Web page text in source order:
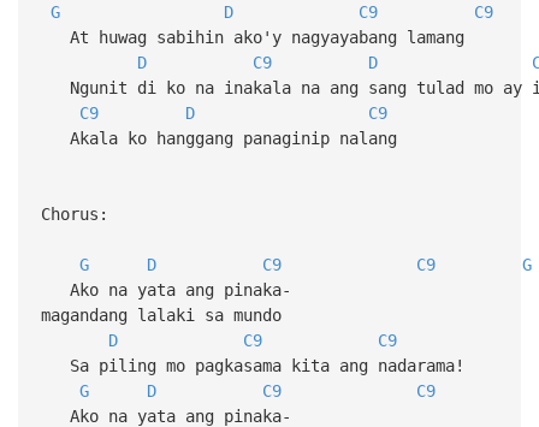
G
D C9
C9
At huwag sabihin ako'y nagyayabang lamang
D
C9 D
Ngunit di ko na inakala na ang sang tulad mo
C9
D
C9
Akala ko hanggang panaginip nalang
Chorus:
G D C9 C9
G
Ako na yata ang pinaka-
magandang lalaki sa mundo
D
C9
C9
Sa piling mo pagkasama kita ang nadarama!
G
D C9
C9
Ako na yata ang pinaka-